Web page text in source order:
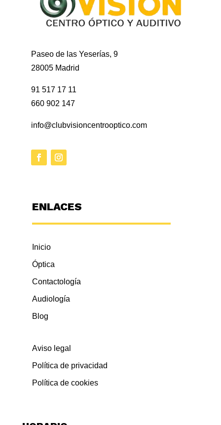
Paseo de las Yeserías, 9
28005 Madrid
91 517 17 11
660 902 147
info@clubvisioncentrooptico.com
ENLACES
Inicio
Óptica
Contactología
Audiología
Blog
Aviso legal
Política de privacidad
Política de cookies